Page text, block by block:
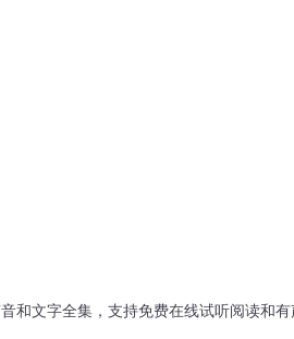
文字全集，支持免费在线试听阅读和有